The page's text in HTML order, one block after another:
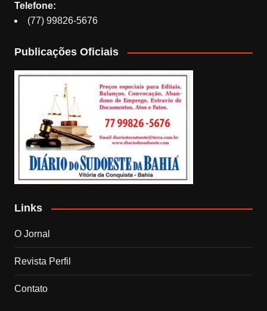
Telefone:
(77) 99826-5676
Publicações Oficiais
Links
O Jornal
Revista Perfil
Contato